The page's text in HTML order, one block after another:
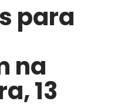
para
na
13